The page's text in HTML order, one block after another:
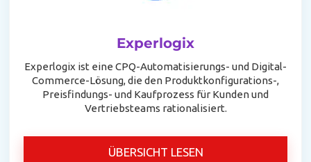
Experlogix
Experlogix ist eine CPQ-Automatisierungs- und Digital-
Commerce-Lösung, die den Produktkonfigurations-,
Preisfindungs- und Kaufprozess für Kunden und
Vertriebsteams rationalisiert.
ÜBERSICHT LESEN